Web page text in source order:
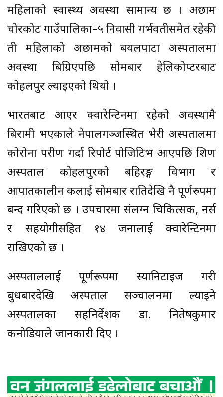
महिलाको स्वास्थ्य अवस्था सामान्य छ । अछाम
चोरकोट गाउँपालिका–५ निवासी गर्भवतीसमेत रहेकी
ती महिलाको अछामको बयलपाटा अस्पतालमा
अवस्था बिग्रिएपछि सोमबार हेलिकोप्टरबाट
कोहलपुर ल्याइएको थियो ।
भारतबाट आएर क्वारेन्टिनमा रहेको अवस्थामै
बिरामी भएकाले नेपालगञ्जस्थित भेरी अस्पतालमा
कोरोना परीक्षण गर्दा रिपोर्ट पोजिटिभ आएपछि शिक्षण
अस्पताल कोहलपुरको बहिरङ्ग विभाग र
आपातकालीन कक्षलाई सोमबार रातिदेखि नै पूर्णरुपमा
बन्द गरिएको छ । उपचारमा संलग्न चिकित्सक, नर्स
र सहयोगीसहित १४ जनालाई क्वारेन्टिनमा
राखिएको छ ।
अस्पताललाई पूर्णरूपमा स्यानिटाइज गरी
बुधबारदेखि अस्पताल सञ्चालनमा ल्याइने
अस्पतालका सहनिर्देशक डा. नितेषकुमार
कनोडियाले जानकारी दिए ।